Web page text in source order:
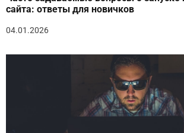
сайта: ответы для новичков
04.01.2026